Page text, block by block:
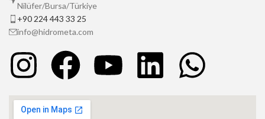
Nilüfer/Bursa/Türkiye
+90 224 443 33 25
info@hidrometa.com